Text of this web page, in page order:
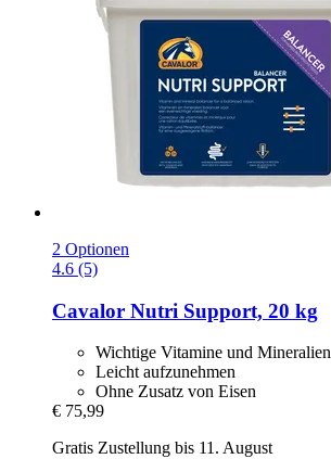
2 Optionen
4.6 (5)
Cavalor Nutri Support, 20 kg
Wichtige Vitamine und Mineralien
Leicht aufzunehmen
Ohne Zusatz von Eisen
€ 75,99
Gratis Zustellung bis 11. August